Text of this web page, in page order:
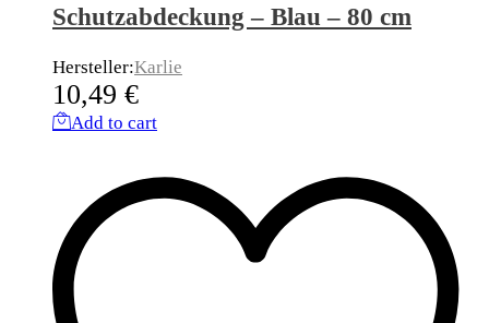
Schutzabdeckung – Blau – 80 cm
Hersteller:Karlie
10,49 €
Add to cart